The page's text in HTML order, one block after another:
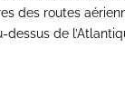
des routes
de